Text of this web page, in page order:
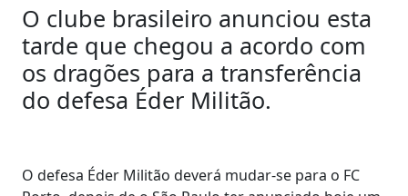
O clube brasileiro anunciou esta
tarde que chegou a acordo com
os dragões para a transferência
do defesa Éder Militão.
O defesa Éder Militão deverá mudar-se para o FC